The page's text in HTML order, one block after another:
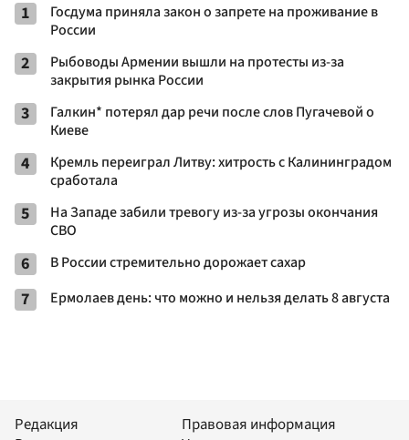
1
Госдума приняла закон о запрете на проживание в
России
2
Рыбоводы Армении вышли на протесты из-за
закрытия рынка России
3
Галкин* потерял дар речи после слов Пугачевой о
Киеве
4
Кремль переиграл Литву: хитрость с Калининградом
сработала
5
На Западе забили тревогу из-за угрозы окончания
СВО
6 В России стремительно дорожает сахар
7 Ермолаев день: что можно и нельзя делать 8 августа
Редакция
Правовая информация